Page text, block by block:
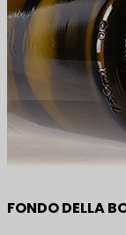
FONDO DELLA